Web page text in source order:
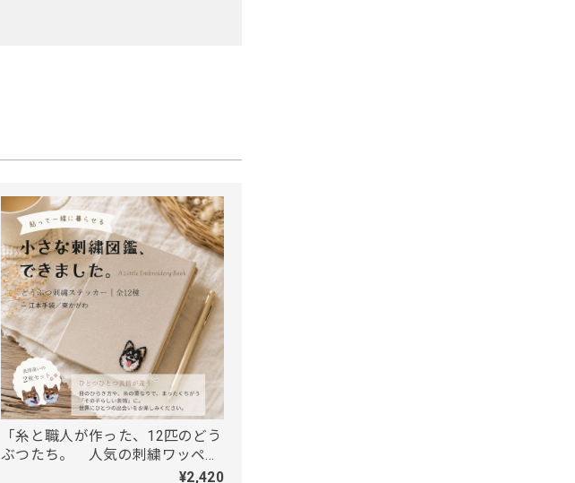
「糸と職人が作った、12匹のどう
ぶつたち。 人気の刺繍ワッペン
／シール・アイロン2WAY」¥2,420